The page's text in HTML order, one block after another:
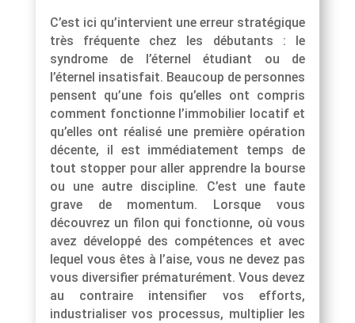
C’est ici qu’intervient une erreur stratégique
très fréquente chez les débutants : le
syndrome de l’éternel étudiant ou de
l’éternel insatisfait. Beaucoup de personnes
pensent qu’une fois qu’elles ont compris
comment fonctionne l’immobilier locatif et
qu’elles ont réalisé une première opération
décente, il est immédiatement temps de
tout stopper pour aller apprendre la bourse
ou une autre discipline. C’est une faute
grave de momentum. Lorsque vous
découvrez un filon qui fonctionne, où vous
avez développé des compétences et avec
lequel vous êtes à l’aise, vous ne devez pas
vous diversifier prématurément. Vous devez
au contraire intensifier vos efforts,
industrialiser vos processus, multiplier les